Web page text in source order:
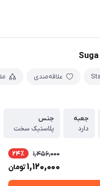
علاقه‌مندی
جعبه
دارد
جنس
پلاستیک سخت
1,456,000 24٪
1,120,000تومان